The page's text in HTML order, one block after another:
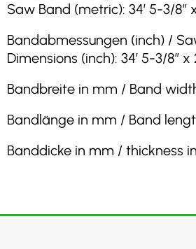
Saw Band (metric): 34′ 5-3/8″
Bandabmessungen (inch) /
Dimensions (inch): 34′ 5-3/8″ x
Bandbreite in mm / Band
Bandlänge in mm / Band
Banddicke in mm / thickness